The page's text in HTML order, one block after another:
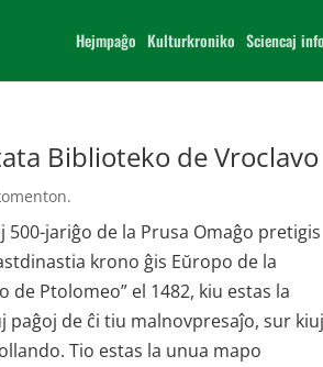
Hejmpaĝo Kulturkroniko Sciencaj
Biblioteko de Vroclavo
jariĝo de la Prusa Omaĝo pretigis
krono ĝis Eŭropo de la
de Ptolomeo” el 1482, kiu estas la
paĝoj de ĉi tiu malnovpresaĵo, sur kiuj
Tio estas la unua mapo